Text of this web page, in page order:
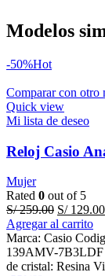
Modelos
-50%Hot
Comparar con otro
Quick view
Mi lista de deseo
Reloj Casio
Mujer
Rated 0 out of 5
S/259.00 Original
price
was:
S/
S/129.00
Agregar al carrito
Marca: Casio
139AMV-7B3LDF
de cristal: Resina